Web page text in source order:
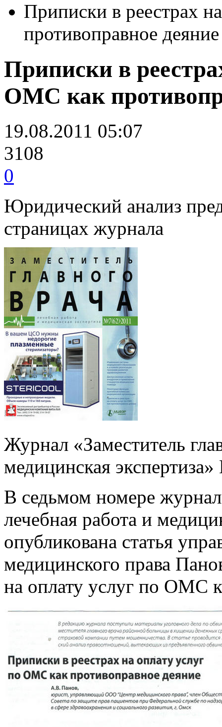
Приписки в реестрах
противоправное деяние
Приписки в
ОМС как
19.08.2011 05:07
3108
0
Юридический анализ
страницах журнала
Журнал «Заместитель
медицинская экспертиза»
В седьмом номере
лечебная работа и
опубликована статья
медицинского права
на оплату услуг по ОМС